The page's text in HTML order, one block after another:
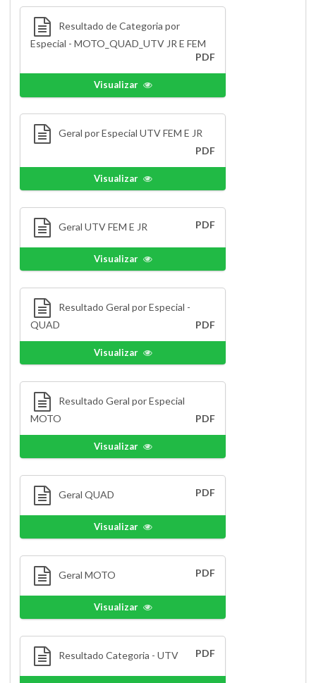
Resultado de Categoria por
Especial - MOTO_QUAD_UTV JR E FEM
PDF
Visualizar
Geral por Especial UTV FEM E JR
PDF
Visualizar
Geral UTV FEM E JR PDF
Visualizar
Resultado Geral por Especial -
QUAD
PDF
Visualizar
Resultado Geral por Especial
MOTO
PDF
Visualizar
Geral QUAD PDF
Visualizar
Geral MOTO PDF
Visualizar
Resultado Categoria - UTV PDF